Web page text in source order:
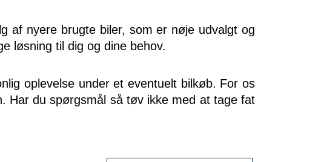
af nyere brugte biler, som er nøje udvalgt og
løsning til dig og dine behov.
oplevelse under et eventuelt bilkøb. For os
Har du spørgsmål så tøv ikke med at tage fat